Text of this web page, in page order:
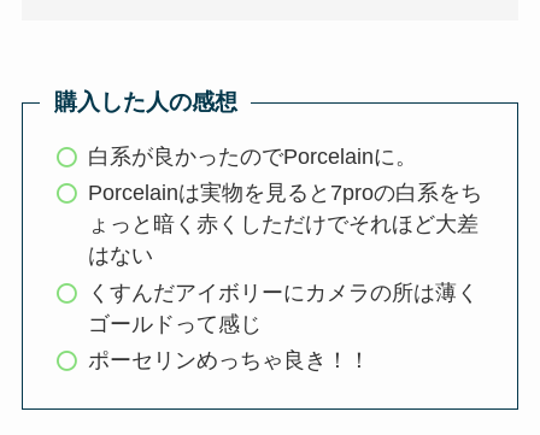
購入した人の感想
白系が良かったのでPorcelainに。
Porcelainは実物を見ると7proの白系をち
ょっと暗く赤くしただけでそれほど大差
はない
くすんだアイボリーにカメラの所は薄く
ゴールドって感じ
ポーセリンめっちゃ良き！！